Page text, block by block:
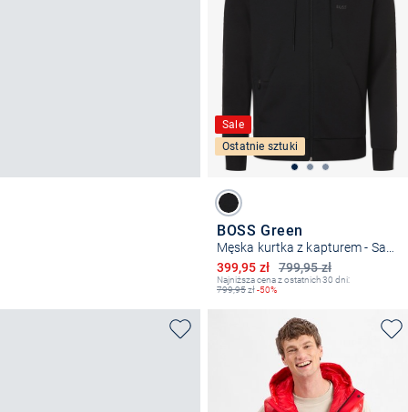
Sale
Ostatnie sztuki
BOSS Green
799,95 zł
Obniżona cena
399,95 zł
Najniższa cena z ostatnich 30 dni:
799,95zł-50%